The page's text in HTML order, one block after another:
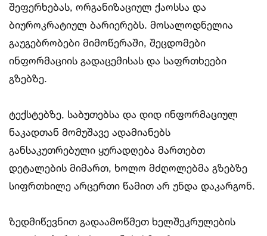
შეფერხებას, ორგანიზაციულ ქაოსსა და
ბიუროკრატიულ ბარიერებს. მოსალოდნელია
გაუგებრობები მიმოწერაში, შეცდომები
ინფორმაციის გადაცემისას და საფრთხეები
გზებზე.
ტექსტებზე, საბუთებსა და დიდ ინფორმაციულ
ნაკადთან მომუშავე ადამიანებს
განსაკუთრებული ყურადღება მართებთ
დეტალების მიმართ, ხოლო მძღოლებმა გზებზე
სიფრთხილე არცერთი წამით არ უნდა დაკარგონ.
ზედმიწევნით გადაამოწმეთ ხელშეკრულების